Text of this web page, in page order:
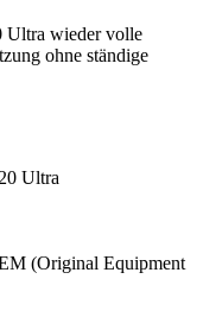
Ultra wieder volle
ohne ständige
Ultra
(Original Equipment